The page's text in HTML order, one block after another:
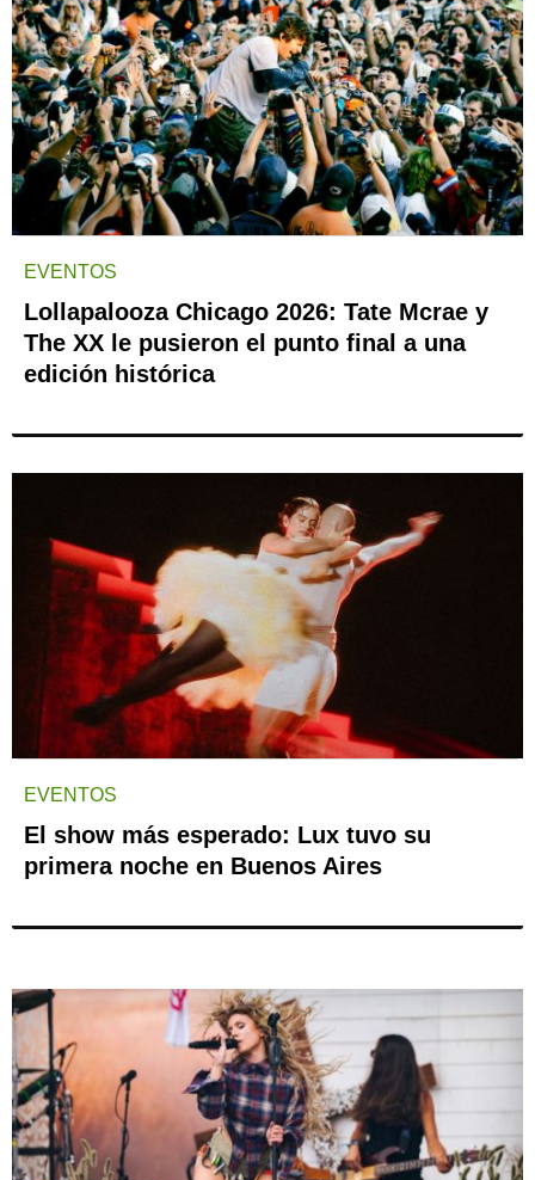
EVENTOS
Lollapalooza Chicago 2026: Tate Mcrae y
The XX le pusieron el punto final a una
edición histórica
EVENTOS
El show más esperado: Lux tuvo su
primera noche en Buenos Aires